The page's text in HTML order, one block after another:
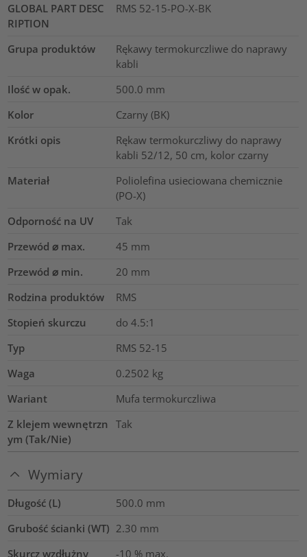
GLOBAL PART DESC
RIPTION
RMS 52-15-PO-X-BK
Grupa produktów
Rękawy termokurczliwe do naprawy
kabli
Ilość w opak.
500.0 mm
Kolor
Czarny (BK)
Krótki opis
Rękaw termokurczliwy do naprawy
kabli 52/12, 50 cm, kolor czarny
Materiał
Poliolefina usieciowana chemicznie
(PO-X)
Odporność na UV
Tak
Przewód ⌀ max.
45 mm
Przewód ⌀ min.
20 mm
Rodzina produktów
RMS
Stopień skurczu
do 4.5:1
Typ
RMS 52-15
Waga
0.2502 kg
Wariant
Mufa termokurczliwa
Z klejem wewnętrzn
ym (Tak/Nie)
Tak
Wymiary
Długość (L) 500.0 mm
Grubość ścianki (WT) 2.30 mm
Skurcz wzdłużny
-10 % max.